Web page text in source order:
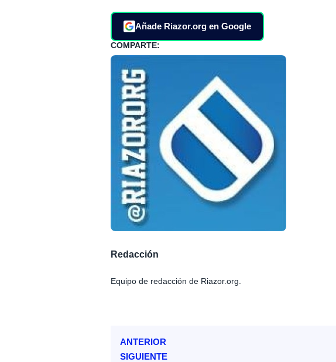
Añade Riazor.org en Google
COMPARTE:
Redacción
Equipo de redacción de Riazor.org.
ANTERIOR
SIGUIENTE